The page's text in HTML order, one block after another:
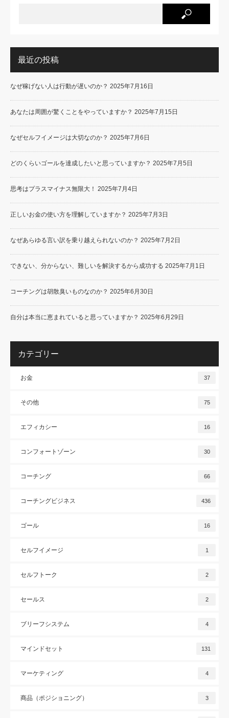
最近の投稿
なぜ稼げない人は行動が遅いのか？ 2025年7月16日
あなたは周囲が驚くことをやっていますか？ 2025年7月15日
なぜセルフイメージは大切なのか？ 2025年7月6日
どのくらいゴールを達成したいと思っていますか？ 2025年7月5日
思考はプラスマイナス無限大！ 2025年7月4日
正しいお金の使い方を理解していますか？ 2025年7月3日
なぜあらゆる言い訳を乗り越えられないのか？ 2025年7月2日
できない、分からない、難しいを解決するから成功する 2025年7月1日
コーチングは胡散臭いものなのか？ 2025年6月30日
自分は本当に恵まれていると思っていますか？ 2025年6月29日
カテゴリー
お金 37
その他 75
エフィカシー 16
コンフォートゾーン 30
コーチング 66
コーチングビジネス 436
ゴール 16
セルフイメージ 1
セルフトーク 2
セールス 2
ブリーフシステム 4
マインドセット 131
マーケティング 4
商品（ポジショニング） 3